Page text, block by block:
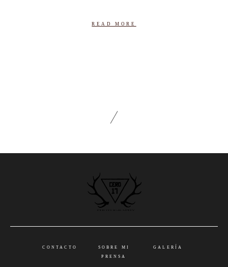
READ MORE
CONTACTO SOBRE MI
GALERÍA
PRENSA